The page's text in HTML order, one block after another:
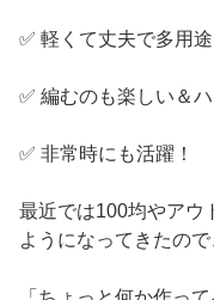
✅ 軽くて丈夫で多用途
✅ 編むのも楽しい＆
✅ 非常時にも活躍！
最近では100均やアウ
ようになってきたので